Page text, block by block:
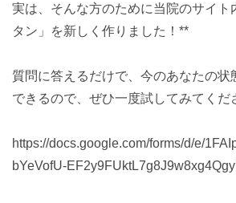
実は、そんな方のために当院のサイト
タン」を新しく作りました！**
質問に答えるだけで、今のあなたの状
できるので、ぜひ一度試してみてくだ
https://docs.google.com/forms/d/e/
bYeVofU-